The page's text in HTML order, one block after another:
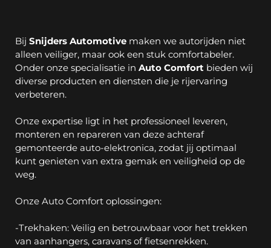
Bij Snijders Automotive maken we autorijden niet
alleen veiliger, maar ook een stuk comfortabeler.
Onder onze specialisatie in Auto Comfort bieden wij
diverse producten en diensten die je rijervaring
verbeteren.
Onze expertise ligt in het professioneel leveren,
monteren en repareren van deze achteraf
gemonteerde auto-elektronica, zodat jij optimaal
kunt genieten van extra gemak en veiligheid op de
weg.
Onze Auto Comfort oplossingen:
-Trekhaken: Veilig en betrouwbaar voor het trekken
van aanhangers, caravans of fietsenrekken.